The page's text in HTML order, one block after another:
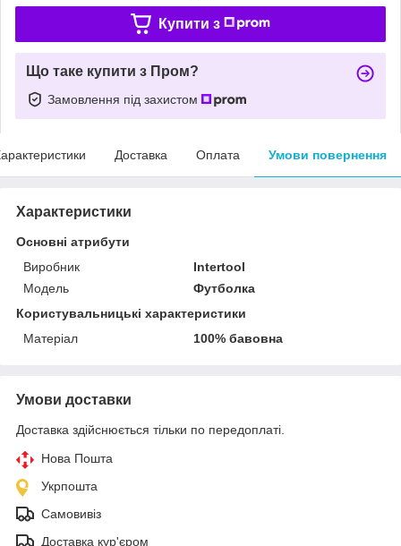
Купити з
Що таке купити з Пром?
Замовлення під захистом
Доставка Оплата Умови повернення
Характеристики
Основні атрибути
Виробник
Intertool
Модель
Футболка
Користувальницькі характеристики
Матеріал
100% бавовна
Умови доставки
Доставка здійснюється тільки по передоплаті.
Нова Пошта
Укрпошта
Самовивіз
Доставка кур'єром